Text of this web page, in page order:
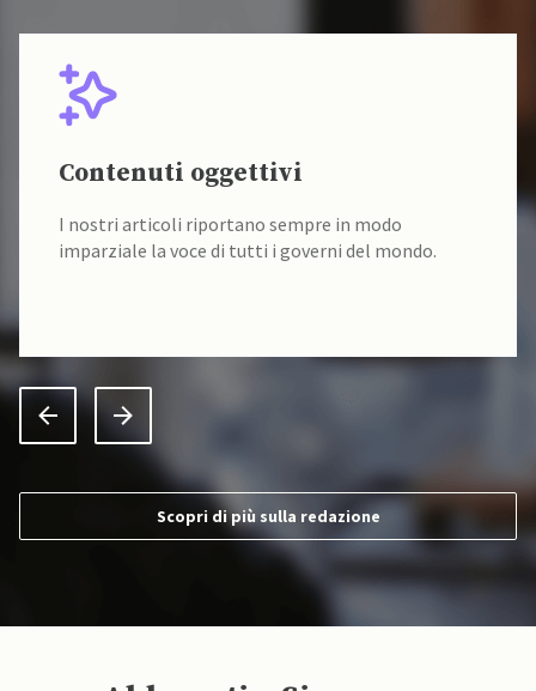
Contenuti oggettivi
I nostri articoli riportano sempre in modo
imparziale la voce di tutti i governi del mondo.
Scopri di più sulla redazione